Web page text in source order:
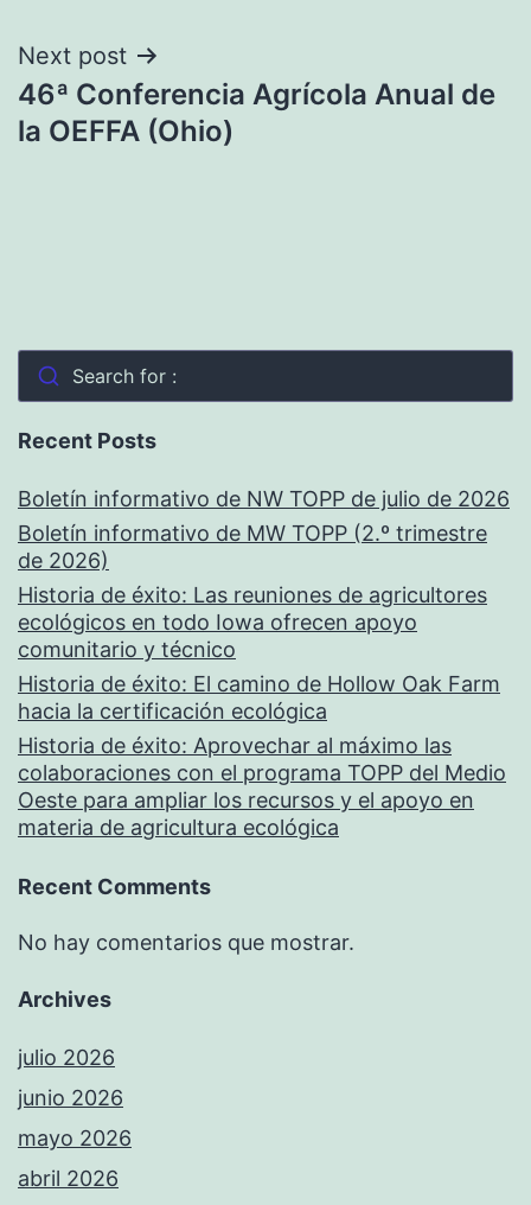
Next post
46ª Conferencia Agrícola Anual de
la OEFFA (Ohio)
Search for :
Recent Posts
Boletín informativo de NW TOPP de julio de 2026
Boletín informativo de MW TOPP (2.º trimestre
de 2026)
Historia de éxito: Las reuniones de agricultores
ecológicos en todo Iowa ofrecen apoyo
comunitario y técnico
Historia de éxito: El camino de Hollow Oak Farm
hacia la certificación ecológica
Historia de éxito: Aprovechar al máximo las
colaboraciones con el programa TOPP del Medio
Oeste para ampliar los recursos y el apoyo en
materia de agricultura ecológica
Recent Comments
No hay comentarios que mostrar.
Archives
julio 2026
junio 2026
mayo 2026
abril 2026